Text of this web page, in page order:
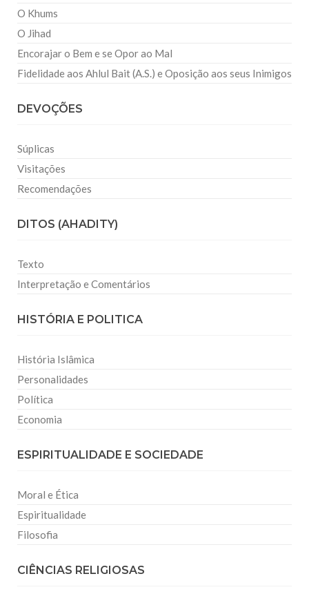
O Khums
O Jihad
Encorajar o Bem e se Opor ao Mal
Fidelidade aos Ahlul Bait (A.S.) e Oposição aos seus Inimigos
DEVOÇÕES
Súplicas
Visitações
Recomendações
DITOS (AHADITY)
Texto
Interpretação e Comentários
HISTÓRIA E POLITICA
História Islâmica
Personalidades
Política
Economia
ESPIRITUALIDADE E SOCIEDADE
Moral e Ética
Espiritualidade
Filosofia
CIÊNCIAS RELIGIOSAS